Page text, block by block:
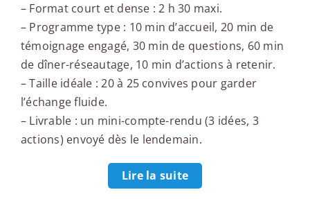
– Format court et dense : 2 h 30 maxi.
– Programme type : 10 min d’accueil, 20 min de
témoignage engagé, 30 min de questions, 60 min
de dîner-réseautage, 10 min d’actions à retenir.
– Taille idéale : 20 à 25 convives pour garder
l’échange fluide.
– Livrable : un mini-compte-rendu (3 idées, 3
actions) envoyé dès le lendemain.
Lire la suite